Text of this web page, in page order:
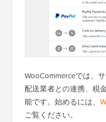
WooCommerceでは、
配送業者との連携、税
能です。始めるには、
ご覧ください。